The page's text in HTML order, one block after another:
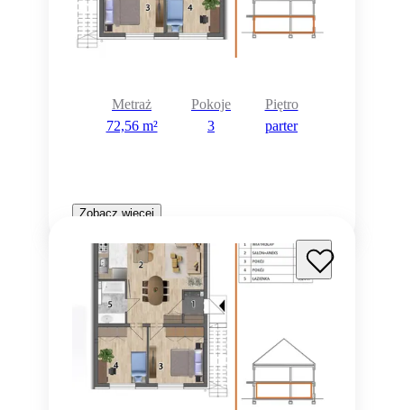
Metraż
72,56 m²
Pokoje
3
Piętro
parter
Zobacz więcej